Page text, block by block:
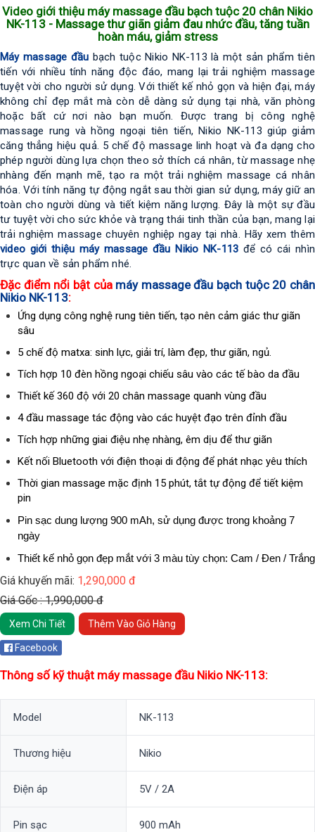
Video giới thiệu máy massage đầu bạch tuộc 20 chân Nikio
NK-113 - Massage thư giãn giảm đau nhức đầu, tăng tuần
hoàn máu, giảm stress
Máy massage đầu bạch tuộc Nikio NK-113 là một sản phẩm tiên
tiến với nhiều tính năng độc đáo, mang lại trải nghiệm massage
tuyệt vời cho người sử dụng. Với thiết kế nhỏ gọn và hiện đại, máy
không chỉ đẹp mắt mà còn dễ dàng sử dụng tại nhà, văn phòng
hoặc bất cứ nơi nào bạn muốn. Được trang bị công nghệ
massage rung và hồng ngoại tiên tiến, Nikio NK-113 giúp giảm
căng thẳng hiệu quả. 5 chế độ massage linh hoạt và đa dạng cho
phép người dùng lựa chọn theo sở thích cá nhân, từ massage nhẹ
nhàng đến mạnh mẽ, tạo ra một trải nghiệm massage cá nhân
hóa. Với tính năng tự động ngắt sau thời gian sử dụng, máy giữ an
toàn cho người dùng và tiết kiệm năng lượng. Đây là một sự đầu
tư tuyệt vời cho sức khỏe và trạng thái tinh thần của bạn, mang lại
trải nghiệm massage chuyên nghiệp ngay tại nhà. Hãy xem thêm
video giới thiệu máy massage đầu Nikio NK-113 để có cái nhìn
trực quan về sản phẩm nhé.
Đặc điểm nổi bật của máy massage đầu bạch tuộc 20 chân
Nikio NK-113:
Ứng dụng công nghệ rung tiên tiến, tạo nên cảm giác thư giãn
sâu
5 chế độ matxa: sinh lực, giải trí, làm đẹp, thư giãn, ngủ.
Tích hợp 10 đèn hồng ngoại chiếu sâu vào các tế bào da đầu
Thiết kế 360 độ với 20 chân massage quanh vùng đầu
4 đầu massage tác động vào các huyệt đạo trên đỉnh đầu
Tích hợp những giai điệu nhẹ nhàng, êm dịu để thư giãn
Kết nối Bluetooth với điện thoại di động để phát nhạc yêu thích
Thời gian massage mặc định 15 phút, tắt tự động để tiết kiệm
pin
Pin sạc dung lượng 900 mAh, sử dụng được trong khoảng 7
ngày
Thiết kế nhỏ gọn đẹp mắt với 3 màu tùy chọn: Cam / Đen / Trắng
Giá khuyến mãi: 1,290,000 đ
Giá Gốc : 1,990,000 đ
Xem Chi Tiết Thêm Vào Giỏ Hàng
Facebook
Thông số kỹ thuật máy massage đầu Nikio NK-113:
Model NK-113
Thương hiệu Nikio
Điện áp 5V / 2A
Pin sạc 900 mAh